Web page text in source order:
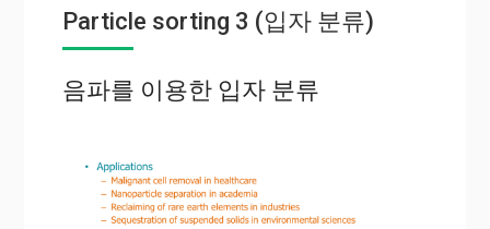
Particle sorting 3 (입자 분류)
음파를 이용한 입자 분류